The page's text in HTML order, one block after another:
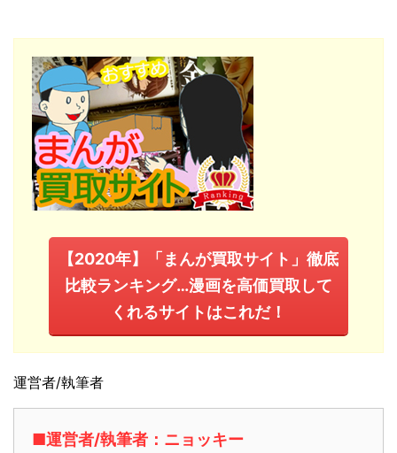
【2020年】「まんが買取サイト」徹底
比較ランキング…漫画を高価買取して
くれるサイトはこれだ！
運営者/執筆者
■運営者/執筆者：ニョッキー